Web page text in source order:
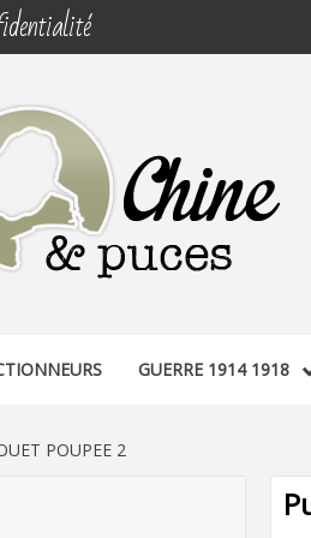
GUERRE 1914 1918
POUPEE 2